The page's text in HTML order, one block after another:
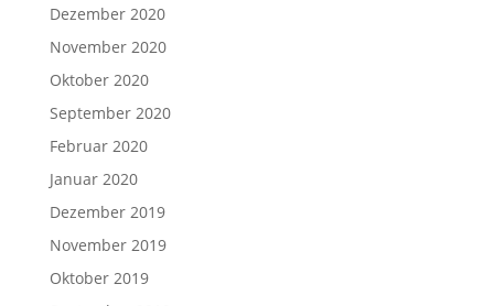
Dezember 2020
November 2020
Oktober 2020
September 2020
Februar 2020
Januar 2020
Dezember 2019
November 2019
Oktober 2019